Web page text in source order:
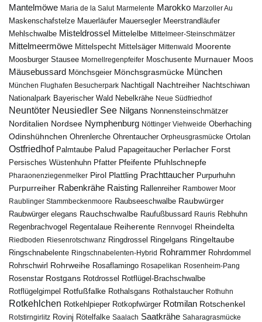
Mantelmöwe Maria de la Salut Marmelente Marokko Marzoller Au
Maskenschafstelze Mauerläufer Mauersegler Meerstrandläufer
Mehlschwalbe Misteldrossel Mittelelbe Mittelmeer-Steinschmätzer
Mittelmeermöwe Mittelspecht Mittelsäger Mittenwald Moorente
Moosburger Stausee Mornellregenpfeifer Moschusente Murnauer Moos
Mäusebussard Mönchsgeier Mönchsgrasmücke München
München Flughafen Besucherpark Nachtigall Nachtreiher Nachtschiwan
Nationalpark Bayerischer Wald Nebelkrähe Neue Südfriedhof
Neuntöter Neusiedler See Nilgans Nonnensteinschmätzer
Norditalien Nordsee Nymphenburg Nöttinger Viehweide Oberhaching
Odinshühnchen Ohrenlerche Ohrentaucher Orpheusgrasmücke Ortolan
Ostfriedhof Palmtaube Palud Papageitaucher Perlacher Forst
Persisches Wüstenhuhn Pfatter Pfeifente Pfuhlschnepfe
Pharaonenziegenmelker Pirol Plattling Prachttaucher Purpurhuhn
Purpurreiher Rabenkrähe Raisting Rallenreiher Rambower Moor
Raublinger Stammbeckenmoore Raubseeschwalbe Raubwürger
Raubwürger elegans Rauchschwalbe Raufußbussard Rauris Rebhuhn
Regenbrachvogel Regentalaue Reiherente Rennvogel Rheindelta
Riedboden Riesenrotschwanz Ringdrossel Ringelgans Ringeltaube
Ringschnabelente Ringschnabelenten-Hybrid Rohrammer Rohrdommel
Rohrschwirl Rohrweihe Rosaflamingo Rosapelikan Rosenheim-Pang
Rosenstar Rostgans Rotdrossel
Rotflügel-Brachschwalbe
Rotflügelgimpel Rotfußfalke Rothalsgans Rothalstaucher Rothuhn
Rotkehlchen Rotkehlpieper Rotkopfwürger Rotmilan Rotschenkel
Rotstirngirlitz Rovinj Rötelfalke Saalach Saatkrähe Saharagrasmücke